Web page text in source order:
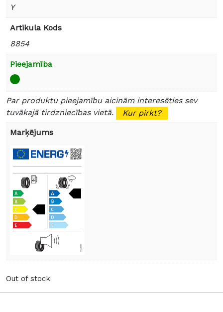
Y
Artikula Kods
8854
Pieejamība
Par produktu pieejamību aicinām interesēties sev
tuvākajā tirdzniecības vietā.
Kur pirkt?
Marķējums
Out of stock